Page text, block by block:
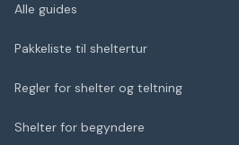
Alle guides
Pakkeliste til sheltertur
Regler for shelter og teltning
Shelter for begyndere